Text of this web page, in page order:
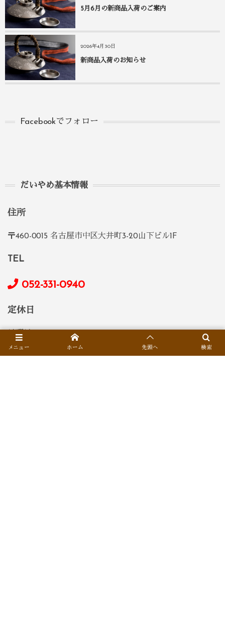
5月6月の新商品入荷のご案内
2026年4月30日
新商品入荷のお知らせ
Facebookでフォロー
だいやめ基本情報
住所
〒460-0015 名古屋市中区大井町3-20山下ビル1F
TEL
052-331-0940
定休日
日曜日
営業時間
メニュー 検索
ホーム 先頭へ